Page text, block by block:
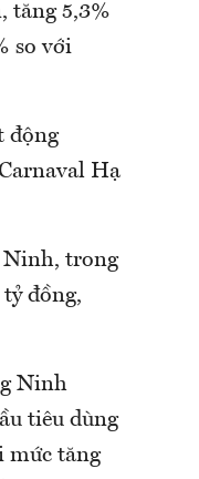
tăng 5,3%
so với
động
Hạ
Ninh, trong
đồng,
Ninh
tiêu dùng
mức tăng